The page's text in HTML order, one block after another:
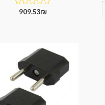
דורג909.53₪